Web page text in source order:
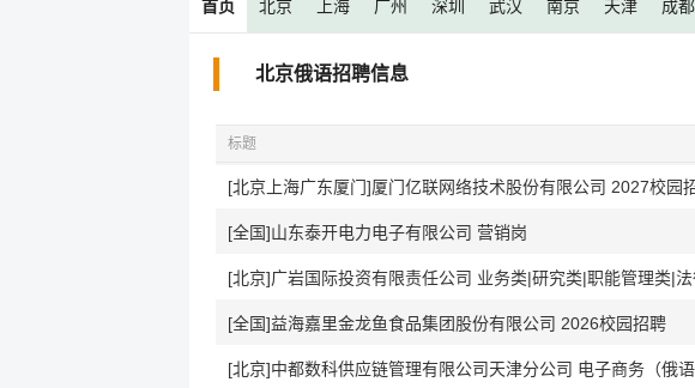
首页 北京 上海 广州 深圳 武汉 南京 天津 成都
北京俄语招聘信息
标题
[北京上海广东厦门]厦门亿联网络技术股份有限公司 2027校园
[全国]山东泰开电力电子有限公司 营销岗
[北京]广岩国际投资有限责任公司 业务类|研究类|职能管理类|
[全国]益海嘉里金龙鱼食品集团股份有限公司 2026校园招聘
[北京]中都数科供应链管理有限公司天津分公司 电子商务（俄